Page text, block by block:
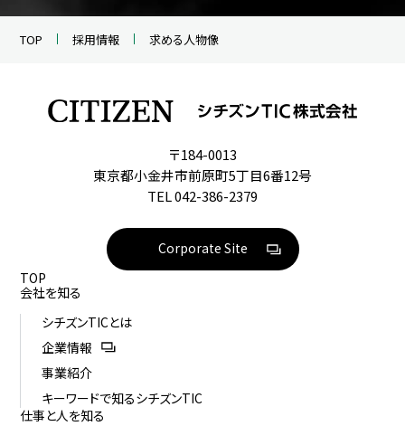
TOP 採用情報 求める人物像
〒184-0013
東京都小金井市前原町5丁目6番12号
TEL042-386-2379
Corporate Site
TOP
会社を知る
シチズンTICとは
企業情報
事業紹介
キーワードで知るシチズンTIC
仕事と人を知る